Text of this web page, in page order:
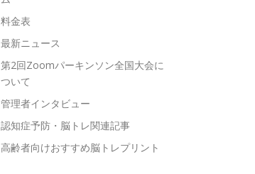
料金表
最新ニュース
第2回Zoomパーキンソン全国大会に
ついて
管理者インタビュー
認知症予防・脳トレ関連記事
高齢者向けおすすめ脳トレプリント